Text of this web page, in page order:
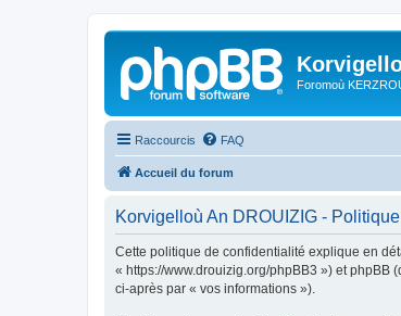
Foromoù
Raccourcis FAQ
Accueil du forum
Korvigelloù An DROUIZIG -
Cette politique de confidentialité explique en
« https://www.drouizig.org/phpBB3 ») et phpBB
ci-après par « vos informations »).